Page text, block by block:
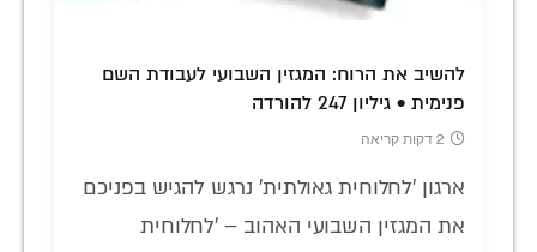
להשיב את הרוח: המגזין השבועי לעבודת השם
פנימית • גיליון 247 להורדה
2 דקות קריאה
ארגון 'לחלוחית גאולתית' נרגש להגיש בפניכם
את המגזין השבועי האהוב – 'לחלוחית